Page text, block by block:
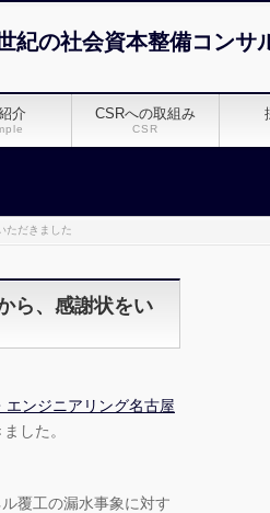
紀の社会資本整備コンサ
介 CSRへの取組み
CSR
ただきました
ら、感謝状をい
エンジニアリング名古屋
した。
覆工の漏水事象に対す